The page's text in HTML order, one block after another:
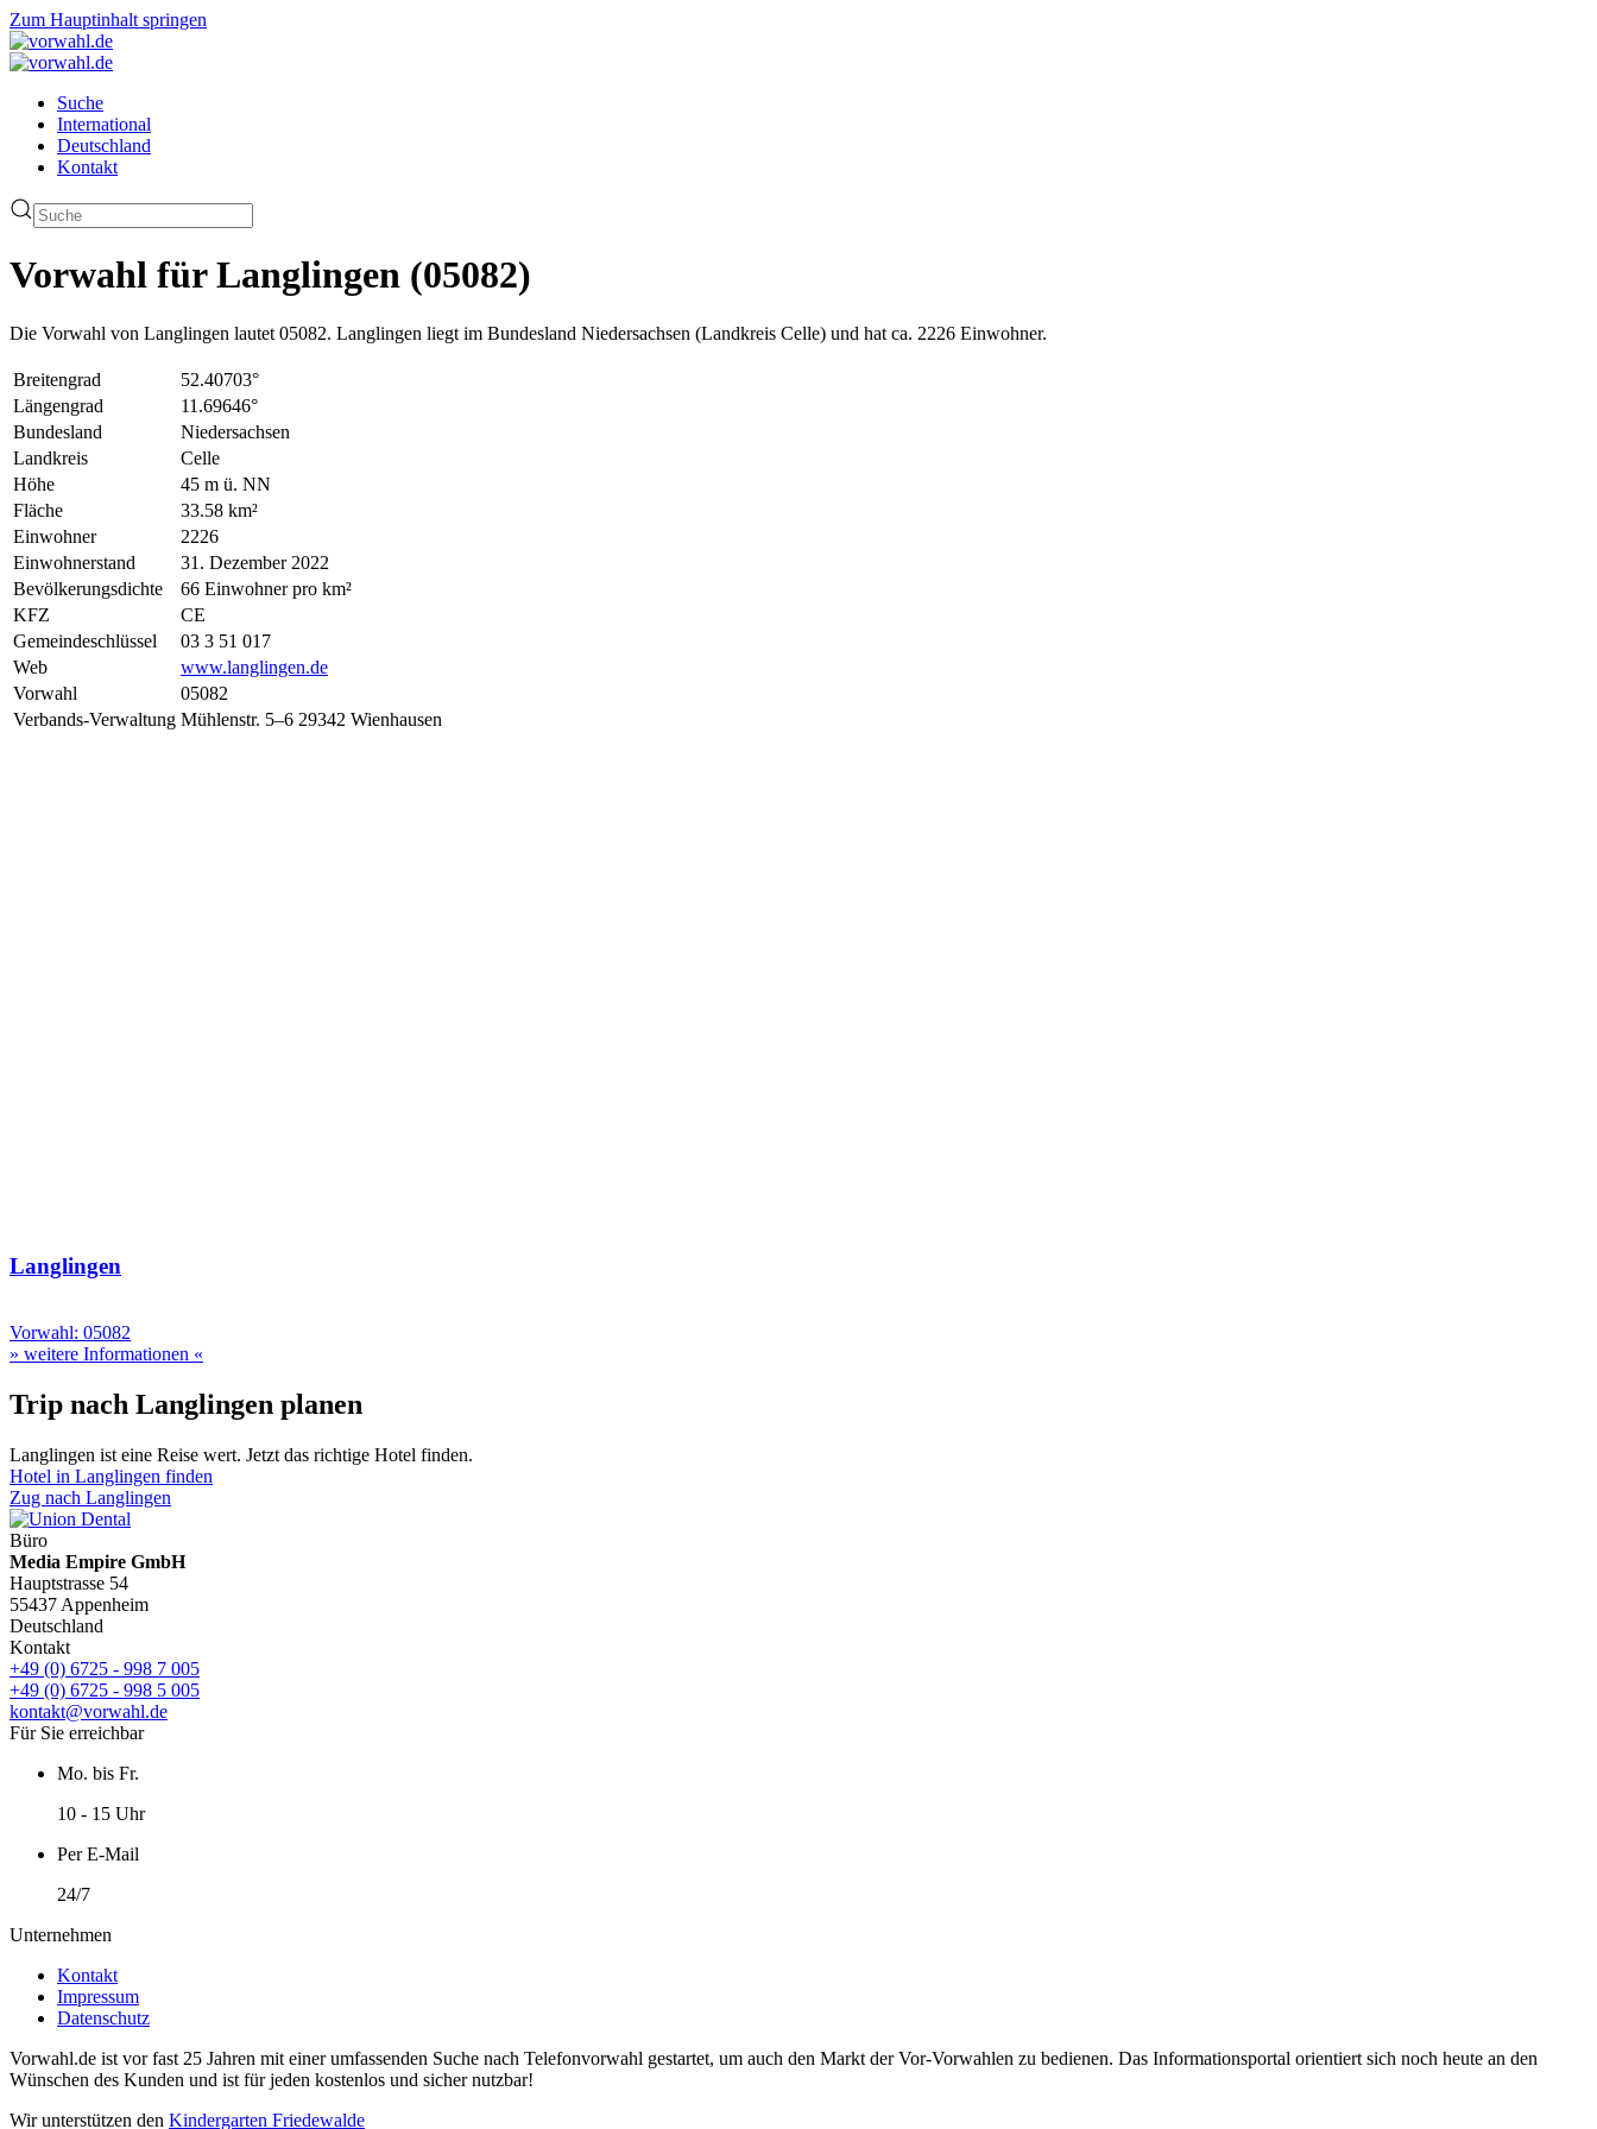
Zum Hauptinhalt springen
Suche
International
Deutschland
Kontakt
Vorwahl für Langlingen (05082)
Die Vorwahl von Langlingen lautet 05082. Langlingen liegt im Bundesland Niedersachsen (Landkreis Celle) und hat ca. 2226 Einwohner.
Breitengrad
52.40703°
Längengrad
11.69646°
Bundesland
Niedersachsen
Landkreis
Celle
Höhe
45 m ü. NN
Fläche
33.58 km²
Einwohner
2226
Einwohnerstand
31. Dezember 2022
Bevölkerungsdichte
66 Einwohner pro km²
KFZ
CE
Gemeindeschlüssel
03 3 51 017
Web
www.langlingen.de
Vorwahl
05082
Verbands-Verwaltung Mühlenstr. 5–6 29342 Wienhausen
Langlingen
Vorwahl: 05082
» weitere Informationen «
Trip nach Langlingen planen
Langlingen ist eine Reise wert. Jetzt das richtige Hotel finden.
Hotel in Langlingen finden
Zug nach Langlingen
Büro
Media Empire GmbH
Hauptstrasse 54
55437 Appenheim
Deutschland
Kontakt
+49 (0) 6725 - 998 7 005
+49 (0) 6725 - 998 5 005
kontakt@vorwahl.de
Für Sie erreichbar
Mo. bis Fr.
10 - 15 Uhr
Per E-Mail
24/7
Unternehmen
Kontakt
Impressum
Datenschutz
Vorwahl.de ist vor fast 25 Jahren mit einer umfassenden Suche nach Telefonvorwahl gestartet, um auch den Markt der Vor-Vorwahlen zu bedienen. Das Informationsportal orientiert sich noch heute an den
Wünschen des Kunden und ist für jeden kostenlos und sicher nutzbar!
Wir unterstützen den Kindergarten Friedewalde